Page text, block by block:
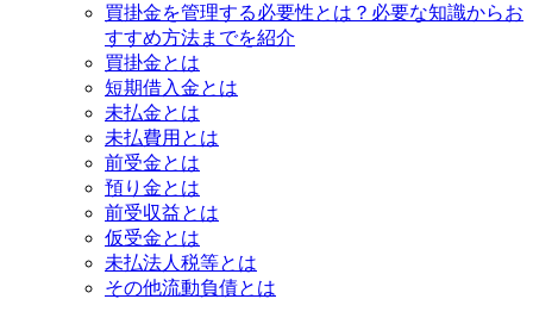
買掛金を管理する必要性とは？必要な知識からお
すすめ方法までを紹介
買掛金とは
短期借入金とは
未払金とは
未払費用とは
前受金とは
預り金とは
前受収益とは
仮受金とは
未払法人税等とは
その他流動負債とは